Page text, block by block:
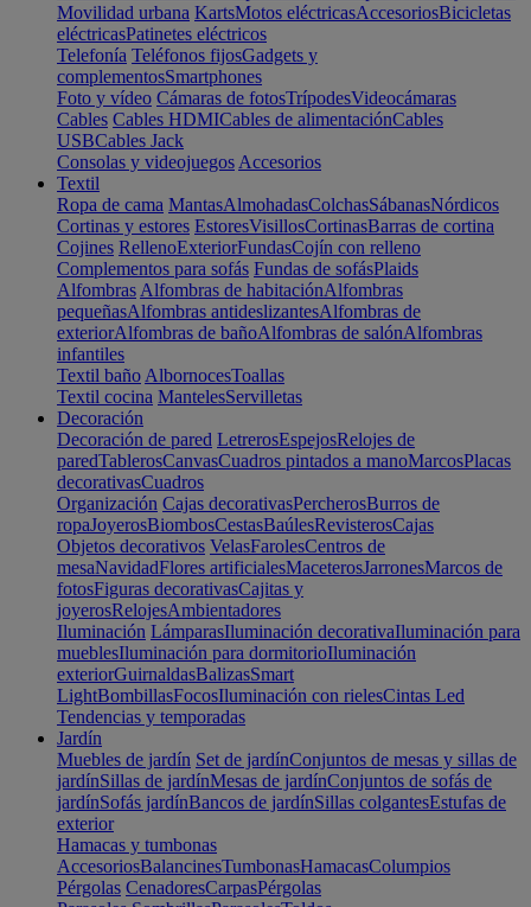
Movilidad urbana KartsMotos eléctricasAccesoriosBicicletas
eléctricasPatinetes eléctricos
Telefonía Teléfonos fijosGadgets y
complementosSmartphones
Foto y vídeo Cámaras de fotosTrípodesVideocámaras
Cables Cables HDMICables de alimentaciónCables
USBCables Jack
Consolas y videojuegos Accesorios
Textil
Ropa de cama MantasAlmohadasColchasSábanasNórdicos
Cortinas y estores EstoresVisillosCortinasBarras de cortina
Cojines RellenoExteriorFundasCojín con relleno
Complementos para sofás Fundas de sofásPlaids
Alfombras Alfombras de habitaciónAlfombras
pequeñasAlfombras antideslizantesAlfombras de
exteriorAlfombras de bañoAlfombras de salónAlfombras
infantiles
Textil baño AlbornocesToallas
Textil cocina MantelesServilletas
Decoración
Decoración de pared LetrerosEspejosRelojes de
paredTablerosCanvasCuadros pintados a manoMarcosPlacas
decorativasCuadros
Organización Cajas decorativasPercherosBurros de
ropaJoyerosBiombosCestasBaúlesRevisterosCajas
Objetos decorativos VelasFarolesCentros de
mesaNavidadFlores artificialesMaceterosJarronesMarcos de
fotosFiguras decorativasCajitas y
joyerosRelojesAmbientadores
Iluminación LámparasIluminación decorativaIluminación para
mueblesIluminación para dormitorioIluminación
exteriorGuirnaldasBalizasSmart
LightBombillasFocosIluminación con rielesCintas Led
Tendencias y temporadas
Jardín
Muebles de jardín Set de jardínConjuntos de mesas y sillas de
jardínSillas de jardínMesas de jardínConjuntos de sofás de
jardínSofás jardínBancos de jardínSillas colgantesEstufas de
exterior
Hamacas y tumbonas
AccesoriosBalancinesTumbonasHamacasColumpios
Pérgolas CenadoresCarpasPérgolas